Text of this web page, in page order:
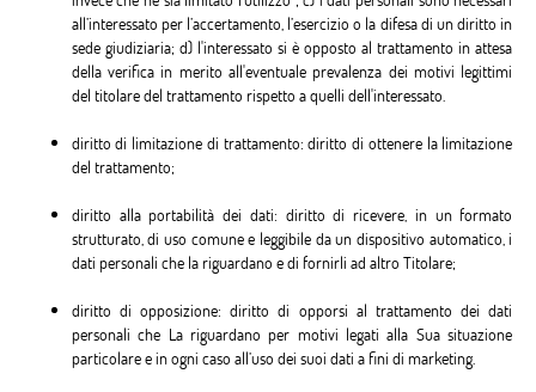
all’interessato per l’accertamento, l’esercizio o la difesa di un diritto in
sede giudiziaria; d) l'interessato si è opposto al trattamento in attesa
della verifica in merito all'eventuale prevalenza dei motivi legittimi
del titolare del trattamento rispetto a quelli dell'interessato.
diritto di limitazione di trattamento: diritto di ottenere la limitazione
del trattamento;
diritto alla portabilità dei dati: diritto di ricevere, in un formato
strutturato, di uso comune e leggibile da un dispositivo automatico, i
dati personali che la riguardano e di fornirli ad altro Titolare;
diritto di opposizione: diritto di opporsi al trattamento dei dati
personali che La riguardano per motivi legati alla Sua situazione
particolare e in ogni caso all’uso dei suoi dati a fini di marketing.